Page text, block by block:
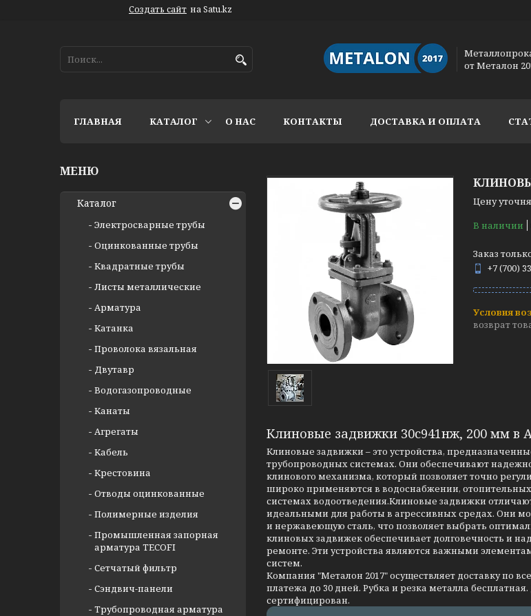
Создать сайт на Satu.kz
от Металон
ГЛАВНАЯ КАТАЛОГ О НАС КОНТАКТЫ ДОСТАВКА И ОПЛАТА
Цену
В наличии
Заказ
+7 (700)
возврат
Клиновые задвижки 30с941нж, 200 мм в
Клиновые задвижки – это устройства,
трубопроводных системах. Они обеспечивают
клинового механизма, который позволяет точно
широко применяются в водоснабжении,
системах водоотведения.Клиновые задвижки
идеальными для работы в агрессивных средах. Они
и нержавеющую сталь, что позволяет выбрать
клиновых задвижек обеспечивает долговечность и
ремонте. Эти устройства являются важными
систем.
Компания "Металон 2017" осуществляет доставку по
платежа до 30 дней. Рубка и резка металла
сертифицирован.
Каталог
Электросварные трубы
Оцинкованные трубы
Квадратные трубы
Листы металлические
Арматура
Катанка
Проволока вязальная
Двутавр
Водогазопроводные
Канаты
Агрегаты
Кабель
Крестовина
Отводы оцинкованные
Полимерные изделия
Промышленная запорная
арматура TECOFI
Сетчатый фильтр
Сэндвич-панели
Трубопроводная арматура